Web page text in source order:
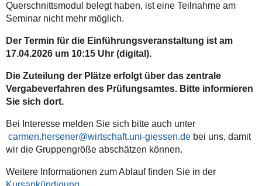
Querschnittsmodul belegt haben, ist eine Teilnahme am
Seminar nicht mehr möglich.
Der Termin für die Einführungsveranstaltung ist am
17.04.2026 um 10:15 Uhr (digital).
Die Zuteilung der Plätze erfolgt über das zentrale
Vergabeverfahren des Prüfungsamtes. Bitte informieren
Sie sich dort.
Bei Interesse melden Sie sich bitte auch unter
carmen.hersener@wirtschaft.uni-giessen.debei uns, damit
wir die Gruppengröße abschätzen können.
Weitere Informationen zum Ablauf finden Sie in der